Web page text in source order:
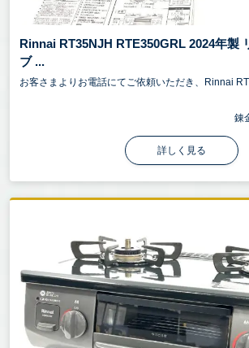
Rinnai RT35NJH RTE350GRL 2024年製
ブ ...
お客さまよりお電話にてご依頼いただき、Rinnai
錬
詳しく見る